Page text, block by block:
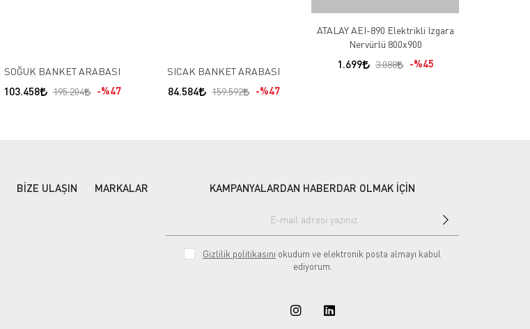
SOĞUK BANKET ARABASI
103.458 195.204 %47
SICAK BANKET ARABASI
84.584 159.592 %47
ATALAY AEI-890 Elektrikli Izgara
Nervürlü 800x900
1.699 3.088 %45
BİZE ULAŞIN MARKALAR KAMPANYALARDAN HABERDAR OLMAK İÇİN
Gizlilik politikasını okudum ve elektronik posta almayı kabul
ediyorum.